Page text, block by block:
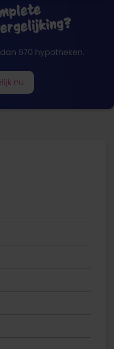
670 hypotheken.
nu